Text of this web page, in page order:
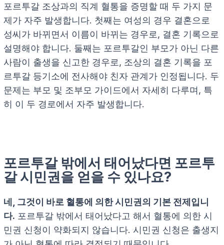
포르투갈 조상과의 직계 혈통을 증명할 때 두 가지 문
제가 자주 발생합니다. 첫째는 여성의 경우 결혼으로
성씨가 바뀌면서 이름이 바뀌는 경우로, 결혼 기록으로
설명해야 합니다. 둘째는 포르투갈인 부모가 아닌 다른
사람이 출생을 신고한 경우로, 조상의 결혼 기록을 포
르투갈 등기소에 전사해야 친자 관계가 인정됩니다. 두
문제는 부모 및 조부모 가이드에서 자세히 다루며, 특
히 이 두 경로에서 자주 발생합니다.
포르투갈 밖에서 태어났다면 포르투
갈 시민권을 얻을 수 있나요?
네, 그것이 바로 혈통에 의한 시민권의 기본 전제입니
다. 포르투갈 밖에서 태어났다고 해서 혈통에 의한 시
민권 신청이 약화되지 않습니다. 시민권 신청은 출생지